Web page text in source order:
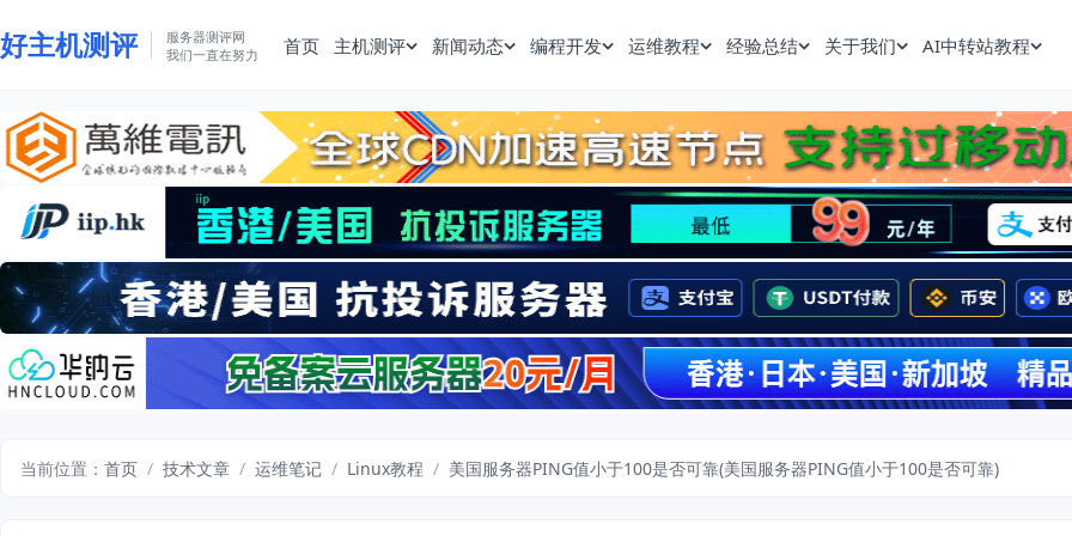
好主机测评
服务器测评网
我们一直在努力
首页 主机测评 新闻动态 编程开发 运维教程 经验总结 关于我们 AI中转站教程
当前位置： 首页 / 技术文章 / 运维笔记 / Linux教程 / 美国服务器PING值小于100是否可靠(美国服务器PING值小于100是否可靠)